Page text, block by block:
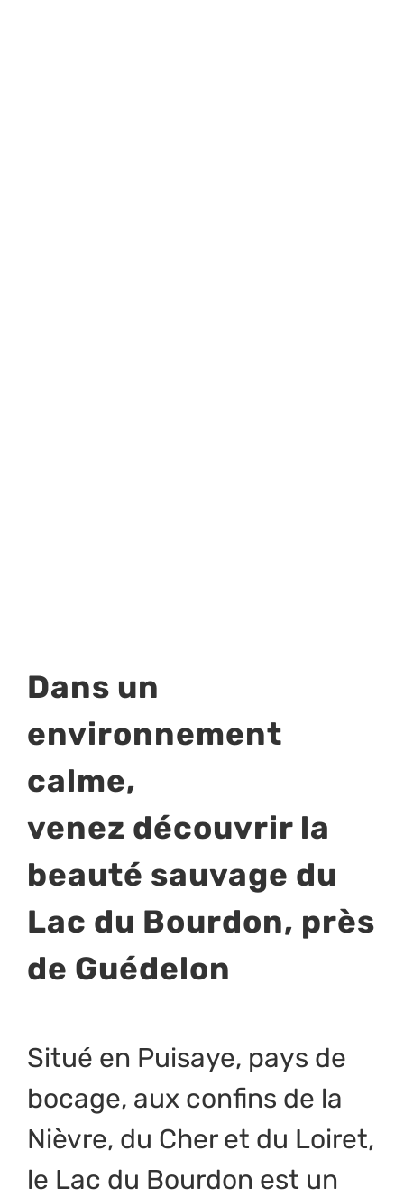
Dans un
environnement
calme,
venez découvrir la
beauté sauvage du
Lac du Bourdon, près
de Guédelon
Situé en Puisaye, pays de
bocage, aux confins de la
Nièvre, du Cher et du Loiret,
le Lac du Bourdon est un